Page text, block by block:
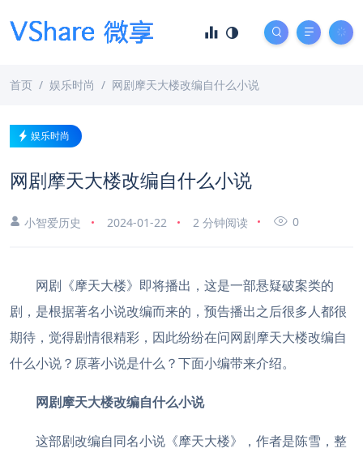
首页 娱乐时尚 网剧摩天大楼改编自什么小说
娱乐时尚
网剧摩天大楼改编自什么小说
小智爱历史 2024-01-22 2 分钟阅读 0
网剧《摩天大楼》即将播出，这是一部悬疑破案类的
剧，是根据著名小说改编而来的，预告播出之后很多人都很
期待，觉得剧情很精彩，因此纷纷在问网剧摩天大楼改编自
什么小说？原著小说是什么？下面小编带来介绍。
网剧摩天大楼改编自什么小说
这部剧改编自同名小说《摩天大楼》，作者是陈雪，整